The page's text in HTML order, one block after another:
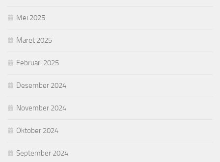
Mei 2025
Maret 2025
Februari 2025
Desember 2024
November 2024
Oktober 2024
September 2024